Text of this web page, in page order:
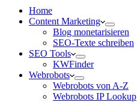
Home
Content Marketing
Blog monetarisieren
SEO-Texte schreiben
SEO Tools
KWFinder
Webrobots
Webrobots von A-Z
Webrobots IP Lookup